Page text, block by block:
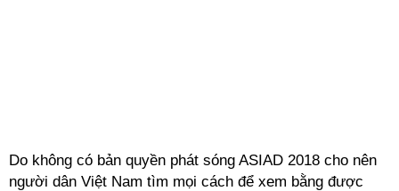
Do không có bản quyền phát sóng ASIAD 2018 cho nên
người dân Việt Nam tìm mọi cách để xem bằng được